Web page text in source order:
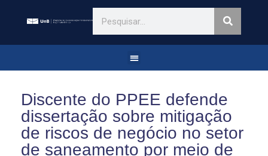
Discente do PPEE defende
dissertação sobre mitigação
de riscos de negócio no setor
de saneamento por meio de